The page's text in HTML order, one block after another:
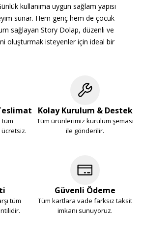
kullanıma uygun sağlam yapısı
sunar. Hem genç hem de çocuk
sağlayan Story Dolap, düzenli ve
oluşturmak isteyenler için ideal bir
tüm
Kolay Kurulum & Destek
Tüm ürünlerimiz kurulum şeması
ile gönderilir.
tüm
Güvenli Ödeme
Tüm kartlara vade farksız taksit
imkanı sunuyoruz.